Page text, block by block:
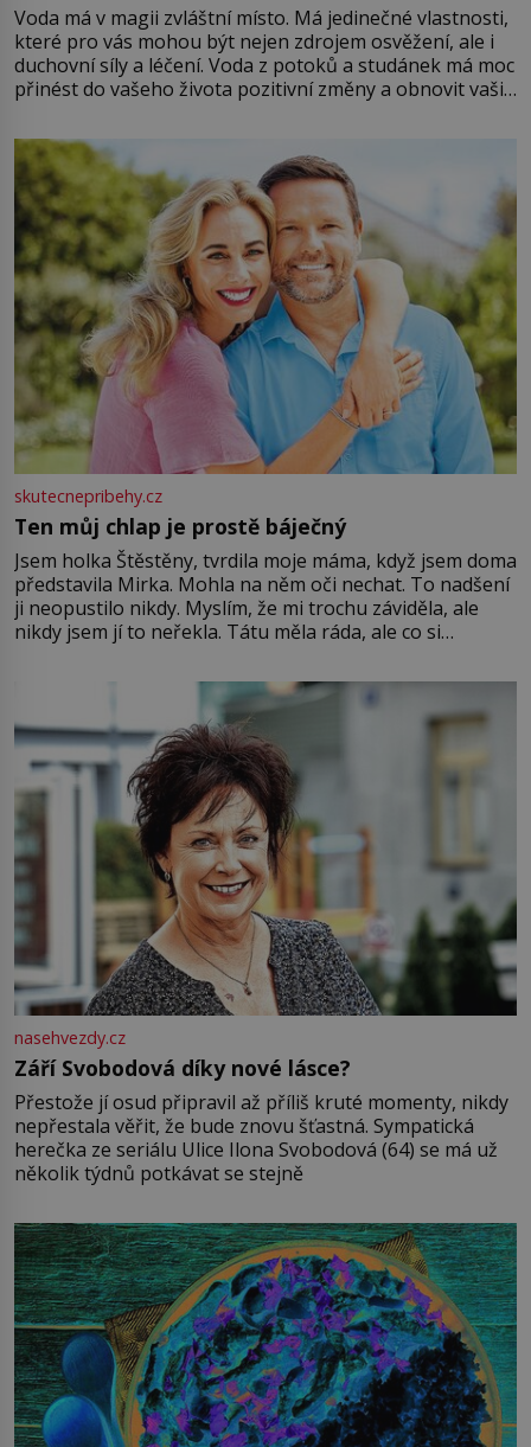
Voda má v magii zvláštní místo. Má jedinečné vlastnosti,
které pro vás mohou být nejen zdrojem osvěžení, ale i
duchovní síly a léčení. Voda z potoků a studánek má moc
přinést do vašeho života pozitivní změny a obnovit vaši
můžete obohatit své rituály a přinést do svého života
větší harmonii a klid. Je důležité
skutecnepribehy.cz
Ten můj chlap je prostě báječný
Jsem holka Štěstěny, tvrdila moje máma, když jsem doma
představila Mirka. Mohla na něm oči nechat. To nadšení
ji neopustilo nikdy. Myslím, že mi trochu záviděla, ale
nikdy jsem jí to neřekla. Tátu měla ráda, ale co si
Jsme spolu moc rádi Tehdy byla jiná doba, když
nasehvezdy.cz
Září Svobodová díky nové lásce?
Přestože jí osud připravil až příliš kruté momenty, nikdy
nepřestala věřit, že bude znovu šťastná. Sympatická
herečka ze seriálu Ulice Ilona Svobodová (64) se má už
několik týdnů potkávat se stejně